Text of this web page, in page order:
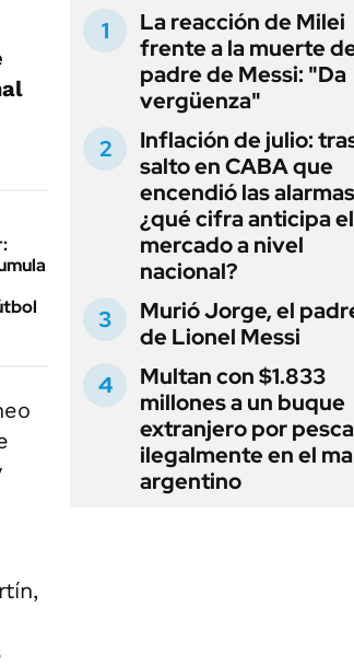
La reacción de Milei
frente a la muerte
padre de Messi: "Da
vergüenza"
Inflación de julio:
salto en CABA que
encendió las
¿qué cifra anticipa el
mercado a nivel
nacional?
Murió Jorge, el
de Lionel Messi
Multan con $1.833
millones a un buque
extranjero por
ilegalmente en el
argentino